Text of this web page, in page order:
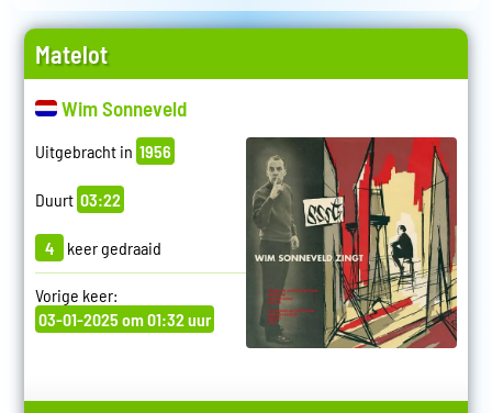
Matelot
Wim Sonneveld
Uitgebracht in 1956
Duurt 03:22
4 keer gedraaid
Vorige keer:
03-01-2025 om 01:32 uur